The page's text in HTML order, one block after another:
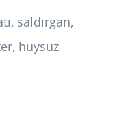
saldırgan,
huysuz